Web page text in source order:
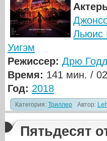
Льюис
Уигэм
Режиссер: Дрю
Время: 141 мин. /
Год: 2018
Категория: Триллер Автор:
Пятьдесят